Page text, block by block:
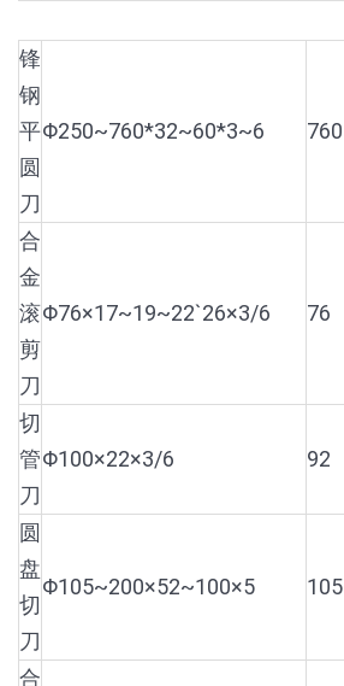
锋
钢
平
圆
刀
Φ250~760*32~60*3~6 760
合
金
滚
剪
刀
Φ76×17~19~22`26×3/6 76
切
管
刀
Φ100×22×3/6 92
圆
盘
切
刀
Φ105~200×52~100×5 105
合